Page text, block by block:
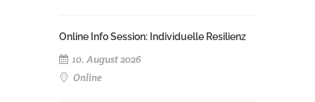
Online Info Session: Individuelle Resilienz
10. August 2026
Online